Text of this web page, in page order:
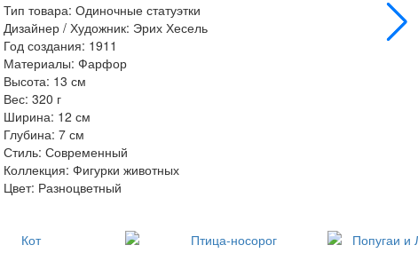
Тип товара: Одиночные статуэтки
Дизайнер / Художник: Эрих Хесель
Год создания: 1911
Материалы: Фарфор
Высота: 13 см
Вес: 320 г
Ширина: 12 см
Глубина: 7 см
Стиль: Современный
Коллекция: Фигурки животных
Цвет: Разноцветный